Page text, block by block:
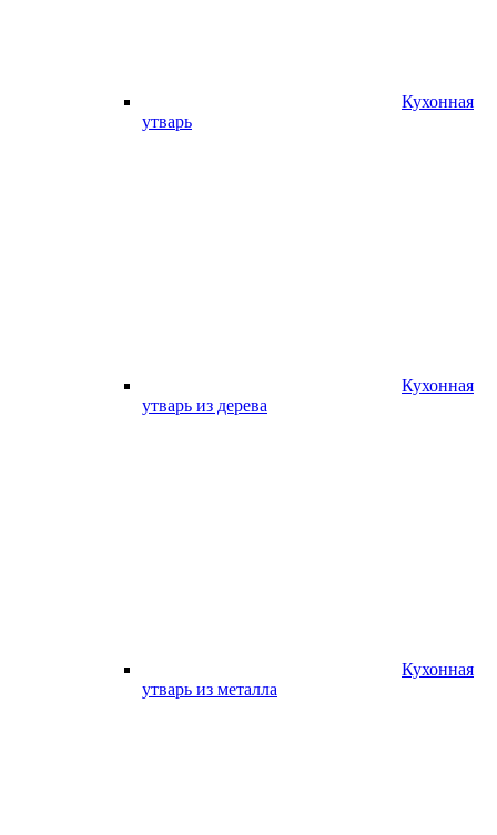
Кухонная
утварь
Кухонная
утварь из дерева
Кухонная
утварь из металла